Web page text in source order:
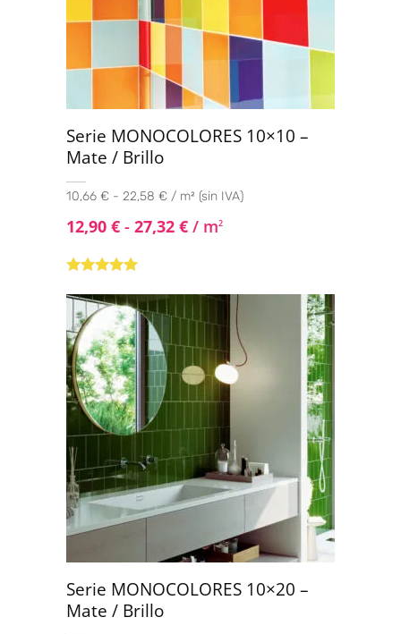
Serie MONOCOLORES 10×10 –
Mate / Brillo
10,66 € - 22,58 € / m² (sin IVA)
12,90 € - 27,32 € / m2
5.00de 5
Serie MONOCOLORES 10×20 –
Mate / Brillo